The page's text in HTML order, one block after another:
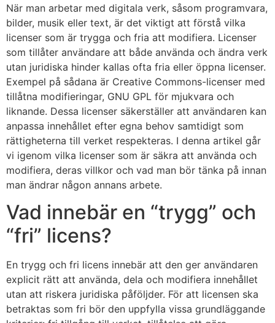
När man arbetar med digitala verk, såsom programvara,
bilder, musik eller text, är det viktigt att förstå vilka
licenser som är trygga och fria att modifiera. Licenser
som tillåter användare att både använda och ändra verk
utan juridiska hinder kallas ofta fria eller öppna licenser.
Exempel på sådana är Creative Commons-licenser med
tillåtna modifieringar, GNU GPL för mjukvara och
liknande. Dessa licenser säkerställer att användaren kan
anpassa innehållet efter egna behov samtidigt som
rättigheterna till verket respekteras. I denna artikel går
vi igenom vilka licenser som är säkra att använda och
modifiera, deras villkor och vad man bör tänka på innan
man ändrar någon annans arbete.
Vad innebär en “trygg” och
“fri” licens?
En trygg och fri licens innebär att den ger användaren
explicit rätt att använda, dela och modifiera innehållet
utan att riskera juridiska påföljder. För att licensen ska
betraktas som fri bör den uppfylla vissa grundläggande